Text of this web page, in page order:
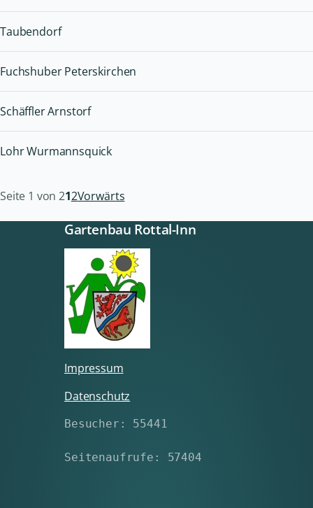
Taubendorf
Fuchshuber Peterskirchen
Schäffler Arnstorf
Lohr Wurmannsquick
Seite 1 von 212Vorwärts
Gartenbau Rottal-Inn
Impressum
Datenschutz
Besucher: 55441
Seitenaufrufe: 57404